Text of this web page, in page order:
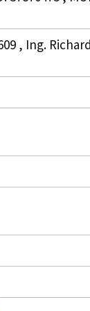
, Ing.